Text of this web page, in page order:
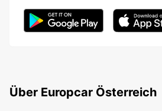
Über Europcar Österreich